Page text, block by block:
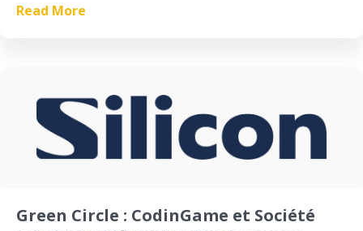
Read More
Green Circle : CodinGame et Société